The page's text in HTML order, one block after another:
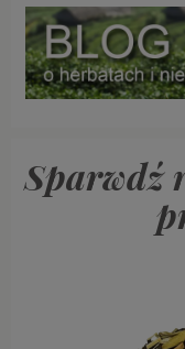
Sparwdź